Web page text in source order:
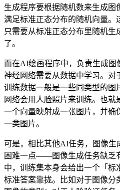
生成程序要根据随机数来生成
满足标准正态分布的随机向量。
只需要从标准正态分布里随机
了。
而在AI绘画程序中，负责生成图
神经网络需要从数据中学习。对
训练数据一般是一些同类型的图
网络会用人脸照片来训练。也
一个向量映射成一张图片，并确
一类图片。
可是，相比其他AI任务，图像生
困难一点——图像生成任务缺乏
中，训练集本身会给出一个「
标准答案靠拢。比如对于图像分